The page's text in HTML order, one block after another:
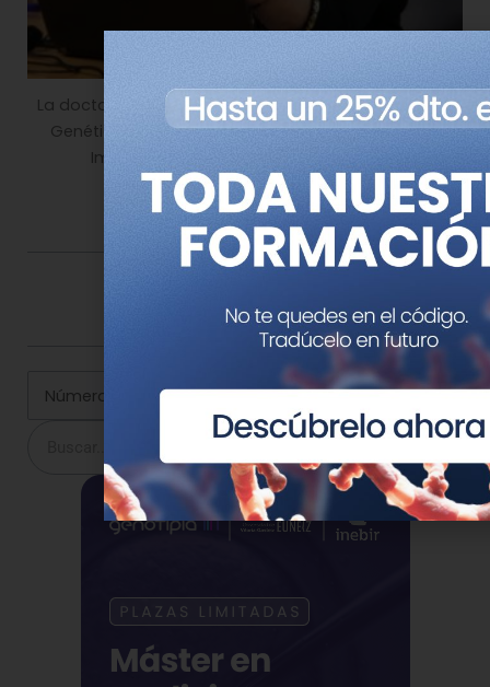
La doctora Anna Lluch durante la clase del Curso de
Genética Médica, impartido en el ADEIT, Valencia.
Imagen: L. Márquez MedigenePress S.L.)
Comparte esta noticia en tus redes